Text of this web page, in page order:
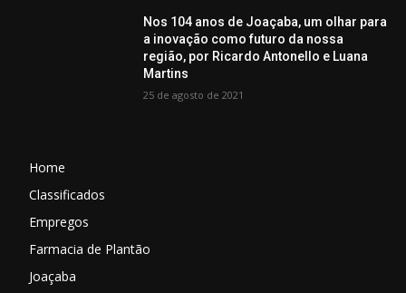
Nos 104 anos de Joaçaba, um olhar para
a inovação como futuro da nossa
região, por Ricardo Antonello e Luana
Martins
25 de agosto de 2021
Home
Classificados
Empregos
Farmacia de Plantão
Joaçaba